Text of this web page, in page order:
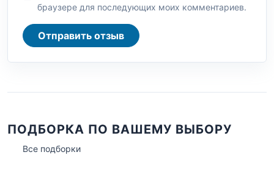
браузере для последующих моих комментариев.
Отправить отзыв
ПОДБОРКА ПО ВАШЕМУ ВЫБОРУ
Все подборки